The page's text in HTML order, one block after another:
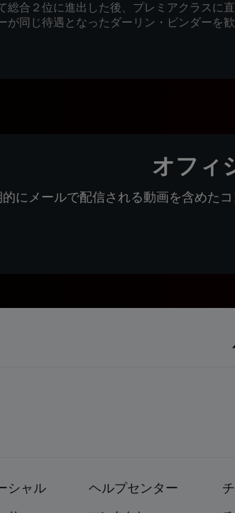
総合２位に進出した後、プレミアクラスに
が同じ待遇となったダーリン・ビンダーを歓
オフィ
的にメールで配信される動画を含めた
シャル ヘルプセンター